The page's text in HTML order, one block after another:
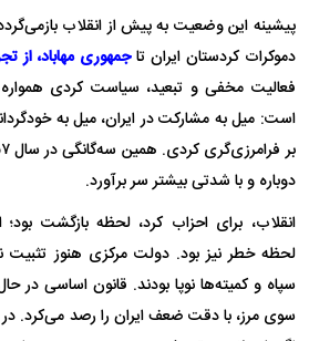
پیشینه این وضعیت به پیش از انقلاب
دموکرات کردستان ایران تاجمهوری مهاباد، از
فعالیت مخفی و تبعید، سیاست کردی
است: میل به مشارکت در ایران، میل به
دوباره و با شدتی بیشتر سر برآورد.
انقلاب، برای احزاب کرد، لحظه بازگشت
لحظه خطر نیز بود. دولت مرکزی هنوز
سپاه و کمیته‌ها نوپا بودند. قانون اساسی در
سوی مرز، با دقت ضعف ایران را رصد می‌کرد.